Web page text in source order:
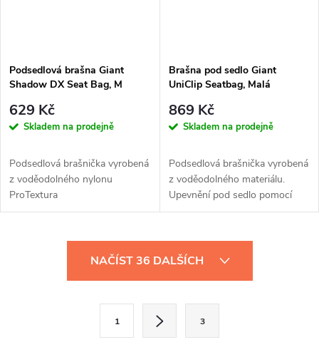
Podsedlová brašna Giant
Shadow DX Seat Bag, M
629 Kč
Skladem na prodejně
Podsedlová brašnička vyrobená
z voděodolného nylonu
ProTextura
Brašna pod sedlo Giant
UniClip Seatbag, Malá
869 Kč
Skladem na prodejně
Podsedlová brašnička vyrobená
z voděodolného materiálu.
Upevnění pod sedlo pomocí
systému UniClip - vyžaduje...
NAČÍST 36 DALŠÍCH
1 3